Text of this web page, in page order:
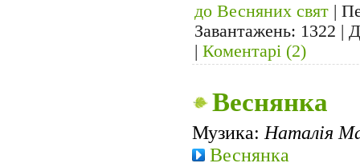
до Весняних свят |
Завантажень: 1322 |
| Коментарі (2)
Веснянка
Музика: Наталія
Веснянка